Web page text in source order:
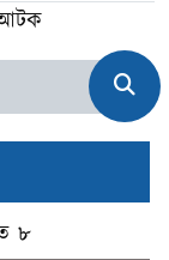
আটক
৮